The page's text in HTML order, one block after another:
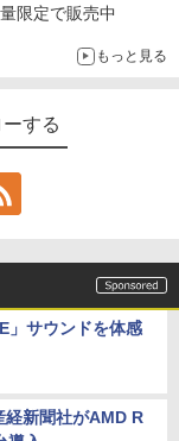
限定で販売中
もっと見る
する
」サウンドを体感
経新聞社がAMD R